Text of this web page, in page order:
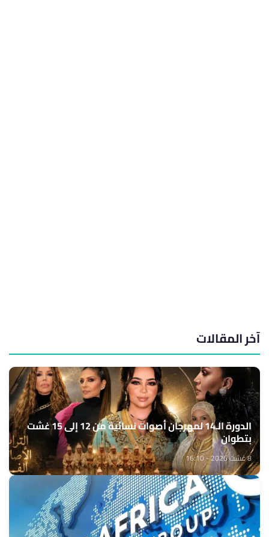
آخر المقالات
الدورة الـ14 لمهرجان أصوات نسائية من 12 إلى 15 غشت
بتطوان
8 غشت 2026 - 16:10